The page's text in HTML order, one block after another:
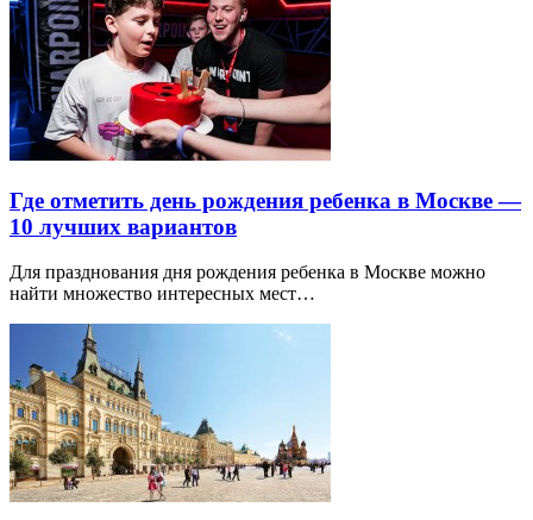
Где отметить день рождения ребенка в Москве —
10 лучших вариантов
Для празднования дня рождения ребенка в Москве можно
найти множество интересных мест…